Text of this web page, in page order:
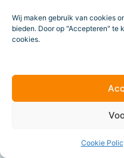
Wij maken gebruik van cookies
bieden. Door op "Accepteren" te
cookies.
Cookie
media.
Schrijf een
onderwerp
waarin je
verwijzen